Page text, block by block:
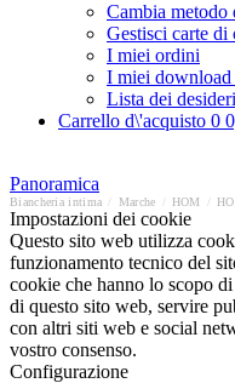
Cambia metodo
Gestisci carte di
I miei ordini
I miei download
Lista dei desideri
Carrello d\'acquisto 0
Panoramica
Biancheria intima Marche HOM
Impostazioni dei cookie
Questo sito web utilizza
funzionamento tecnico del
cookie che hanno lo scopo
di questo sito web, servire
con altri siti web e social
vostro consenso.
Configurazione